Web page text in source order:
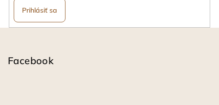
Prihlásiť sa
Facebook